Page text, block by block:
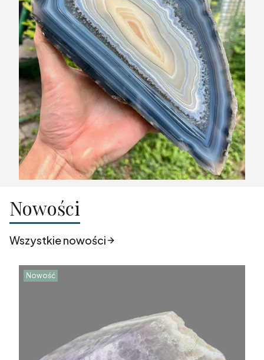
Nowości
Wszystkie nowości
Nowość